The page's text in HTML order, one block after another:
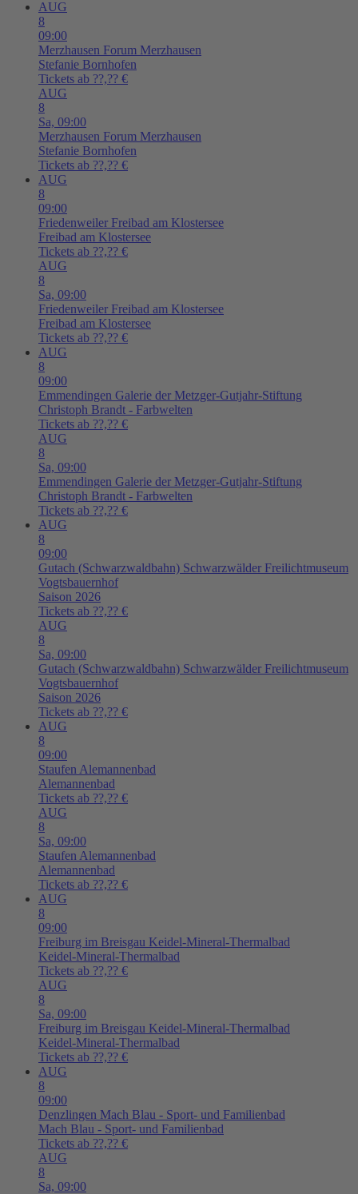
AUG
8
09:00
Merzhausen Forum Merzhausen
Stefanie Bornhofen
Tickets ab ??,?? €
AUG
8
Sa, 09:00
Merzhausen Forum Merzhausen
Stefanie Bornhofen
Tickets ab ??,?? €
AUG
8
09:00
Friedenweiler Freibad am Klostersee
Freibad am Klostersee
Tickets ab ??,?? €
AUG
8
Sa, 09:00
Friedenweiler Freibad am Klostersee
Freibad am Klostersee
Tickets ab ??,?? €
AUG
8
09:00
Emmendingen Galerie der Metzger-Gutjahr-Stiftung
Christoph Brandt - Farbwelten
Tickets ab ??,?? €
AUG
8
Sa, 09:00
Emmendingen Galerie der Metzger-Gutjahr-Stiftung
Christoph Brandt - Farbwelten
Tickets ab ??,?? €
AUG
8
09:00
Gutach (Schwarzwaldbahn) Schwarzwälder Freilichtmuseum
Vogtsbauernhof
Saison 2026
Tickets ab ??,?? €
AUG
8
Sa, 09:00
Gutach (Schwarzwaldbahn) Schwarzwälder Freilichtmuseum
Vogtsbauernhof
Saison 2026
Tickets ab ??,?? €
AUG
8
09:00
Staufen Alemannenbad
Alemannenbad
Tickets ab ??,?? €
AUG
8
Sa, 09:00
Staufen Alemannenbad
Alemannenbad
Tickets ab ??,?? €
AUG
8
09:00
Freiburg im Breisgau Keidel-Mineral-Thermalbad
Keidel-Mineral-Thermalbad
Tickets ab ??,?? €
AUG
8
Sa, 09:00
Freiburg im Breisgau Keidel-Mineral-Thermalbad
Keidel-Mineral-Thermalbad
Tickets ab ??,?? €
AUG
8
09:00
Denzlingen Mach Blau - Sport- und Familienbad
Mach Blau - Sport- und Familienbad
Tickets ab ??,?? €
AUG
8
Sa, 09:00